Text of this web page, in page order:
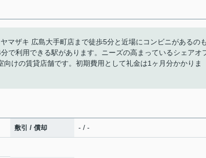
マザキ 広島大手町店まで徒歩5分と近場にコンビニがあるの
で利用できる駅があります。ニーズの高まっているシェアオ
けの賃貸店舗です。初期費用として礼金は1ヶ月分かかりま
敷引 / 償却 - / -